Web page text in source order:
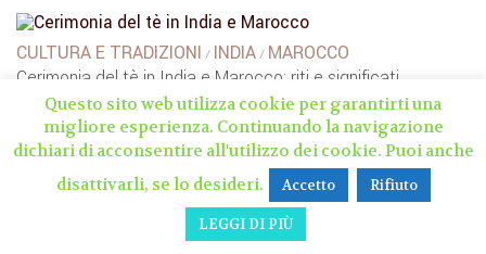
CULTURA E TRADIZIONI / INDIA / MAROCCO
Cerimonia del tè in India e Marocco: riti e significati
10 GENNAIO 2025
INDIA
Ajaypal | India insolita
Questo sito web utilizza cookie per garantirti una
migliore esperienza. Continuando la navigazione
dichiari di acconsentire all'utilizzo dei cookie. Puoi anche
disattivarli, se lo desideri.
Accetto Rifiuto
LEGGI DI PIÙ